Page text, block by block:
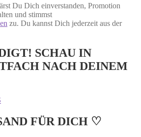
Du Dich einverstanden, Promotion
und stimmst
zu. Du kannst Dich jederzeit aus der
SCHAU IN
NACH DEINEM
FÜR DICH ♡